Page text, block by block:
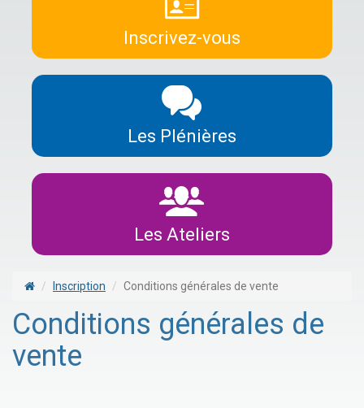
Inscrivez-vous
Les Plénières
Les Ateliers
Inscription Conditions générales de vente
Conditions générales de
vente